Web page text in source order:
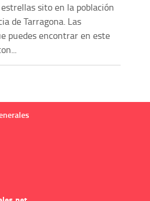
sito en la población
de Tarragona. Las
puedes encontrar en este